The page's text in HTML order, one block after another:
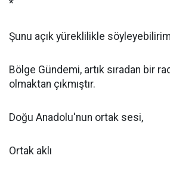
*
Şunu açık yüreklilikle
Bölge Gündemi, artık sıradan bir
olmaktan çıkmıştır.
Doğu Anadolu'nun ortak sesi,
Ortak aklı